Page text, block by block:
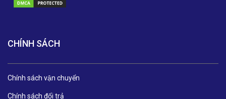
CHÍNH SÁCH
Chính sách vận chuyển
Chính sách đổi trả